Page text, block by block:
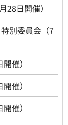
28日開催）
別委員会（7
催）
催）
催）